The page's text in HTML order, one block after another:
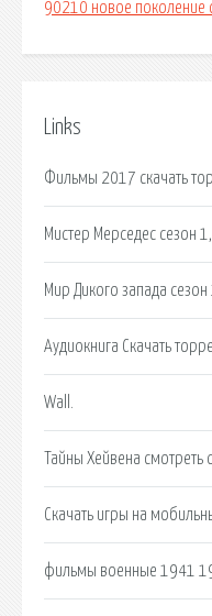
90210 новое поколение
Links
Фильмы 2017 скачать
Мистер Мерседес сезон
Мир Дикого запада
Аудиокнига Скачать
Wall.
Тайны Хейвена
Скачать игры на
фильмы военные 1941